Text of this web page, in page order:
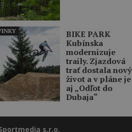
BIKE PARK
Kubínska
modernizuje
traily. Zjazdová
trať dostala nový
život a v pláne je
aj „Odľot do
Dubaja“
s.r.o.